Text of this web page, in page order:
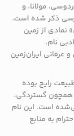
مولانا، و
ذکر شده است.
نمادی از زمین
نام،
عرفانی ایران‌زمین
رایج بوده
همچون گستردگی،
است. این نام
به منابع